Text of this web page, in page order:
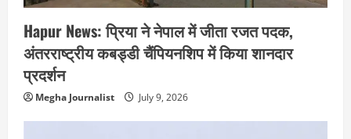
Hapur News: प्रिया ने नेपाल में जीता रजत पदक,
अंतरराष्ट्रीय कबड्डी चैंपियनशिप में किया शानदार
प्रदर्शन
Megha Journalist July 9, 2026